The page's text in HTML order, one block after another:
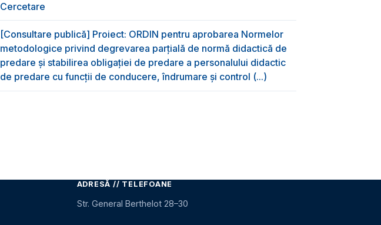
Cercetare
[Consultare publică] Proiect: ORDIN pentru aprobarea Normelor
metodologice privind degrevarea parțială de normă didactică de
predare şi stabilirea obligaţiei de predare a personalului didactic
de predare cu funcții de conducere, îndrumare și control (...)
ADRESĂ // TELEFOANE
Str. General Berthelot 28–30